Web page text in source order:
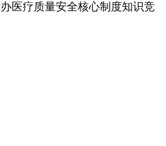
医疗质量安全核心制度知识竞